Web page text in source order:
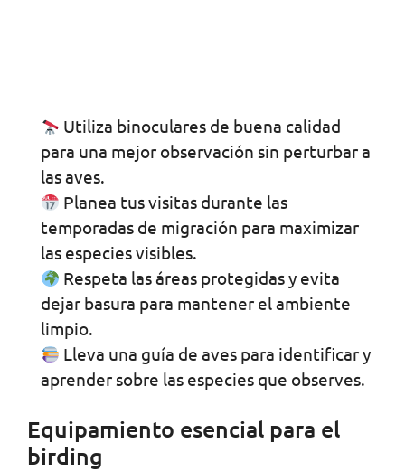
Utiliza binoculares de buena calidad
para una mejor observación sin perturbar a
las aves.
Planea tus visitas durante las
temporadas de migración para maximizar
las especies visibles.
Respeta las áreas protegidas y evita
dejar basura para mantener el ambiente
limpio.
Lleva una guía de aves para identificar y
aprender sobre las especies que observes.
Equipamiento esencial para el
birding